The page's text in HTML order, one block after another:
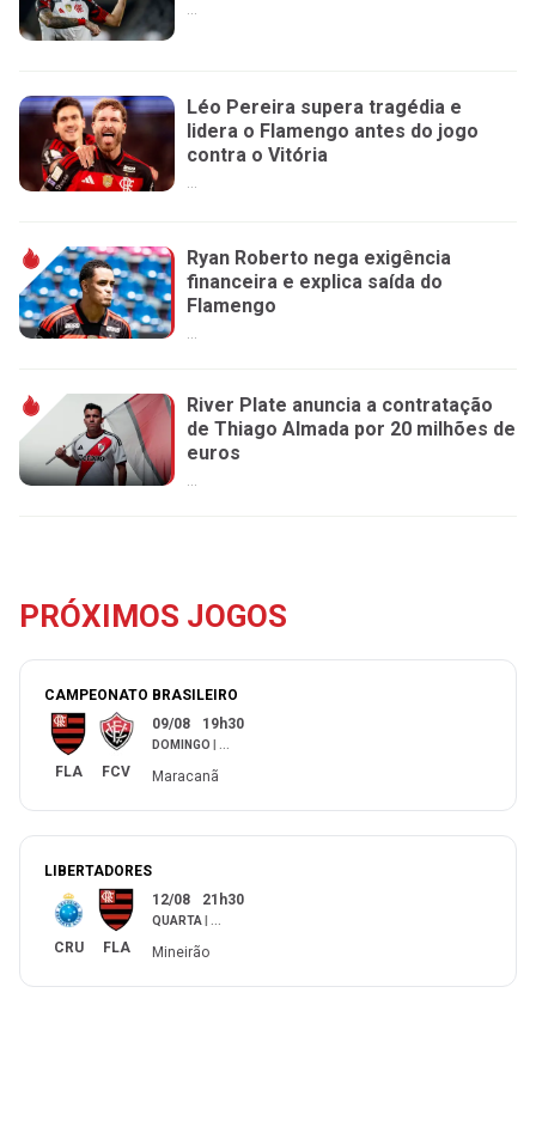
...
Léo Pereira supera tragédia e
lidera o Flamengo antes do jogo
contra o Vitória
...
Ryan Roberto nega exigência
financeira e explica saída do
Flamengo
River Plate anuncia a contratação
de Thiago Almada por 20 milhões de
euros
...
PRÓXIMOS JOGOS
CAMPEONATO BRASILEIRO
FLA FCV
09/08 19h30
DOMINGO ...
Maracanã
LIBERTADORES
CRU FLA
12/08 21h30
QUARTA ...
Mineirão